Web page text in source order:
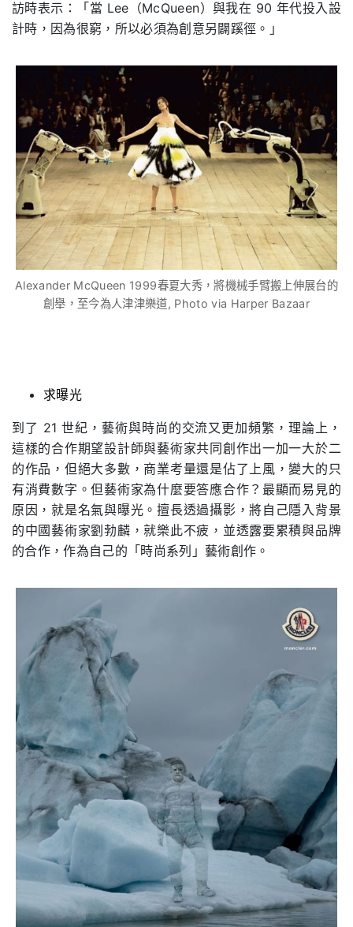
訪時表示：「當 Lee（McQueen）與我在 90 年代投入設
計時，因為很窮，所以必須為創意另闢蹊徑。」
Alexander McQueen 1999春夏大秀，將機械手臂搬上伸展台的
創舉，至今為人津津樂道, Photo via Harper Bazaar
求曝光
到了 21 世紀，藝術與時尚的交流又更加頻繁，理論上，
這樣的合作期望設計師與藝術家共同創作出一加一大於二
的作品，但絕大多數，商業考量還是佔了上風，變大的只
有消費數字。但藝術家為什麼要答應合作？最顯而易見的
原因，就是名氣與曝光。擅長透過攝影，將自己隱入背景
的中國藝術家劉勃麟，就樂此不疲，並透露要累積與品牌
的合作，作為自己的「時尚系列」藝術創作。